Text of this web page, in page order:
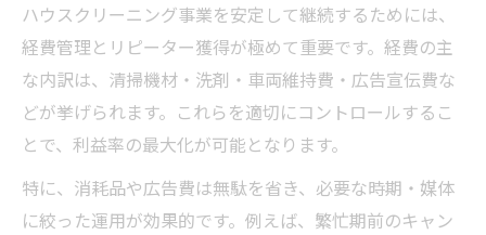
ハウスクリーニング事業を安定して継続するためには、
経費管理とリピーター獲得が極めて重要です。経費の主
な内訳は、清掃機材・洗剤・車両維持費・広告宣伝費な
どが挙げられます。これらを適切にコントロールするこ
とで、利益率の最大化が可能となります。
特に、消耗品や広告費は無駄を省き、必要な時期・媒体
に絞った運用が効果的です。例えば、繁忙期前のキャン